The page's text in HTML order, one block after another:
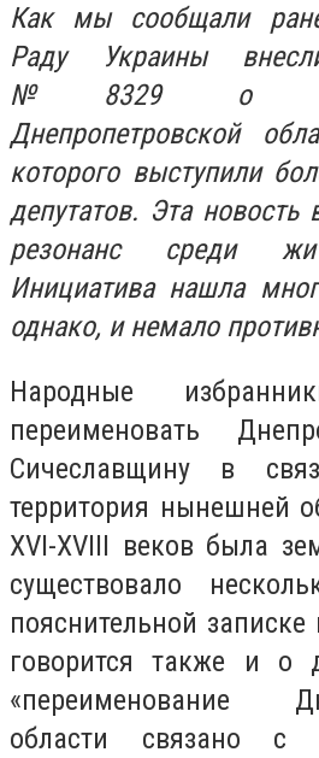
Как мы сообщали
Раду Украины
№8329 о
Днепропетровской
которого выступили
депутатов. Эта
резонанс среди
Инициатива нашла
однако, и немало
Народные
переименовать
Сичеславщину в
территория нынешней
ХVI-ХVIII веков была
существовало
пояснительной записке
говорится также и о
«переименование
области связано с